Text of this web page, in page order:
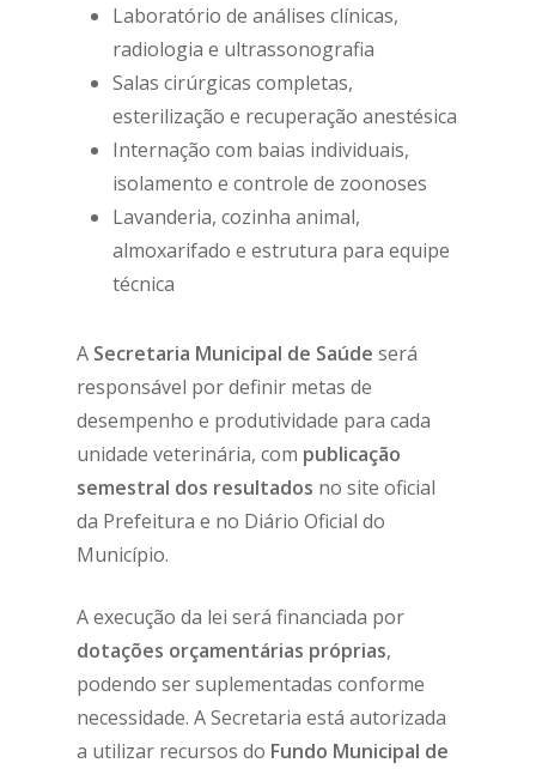
Laboratório de análises clínicas,
radiologia e ultrassonografia
Salas cirúrgicas completas,
esterilização e recuperação anestésica
Internação com baias individuais,
isolamento e controle de zoonoses
Lavanderia, cozinha animal,
almoxarifado e estrutura para equipe
técnica
A Secretaria Municipal de Saúde será
responsável por definir metas de
desempenho e produtividade para cada
unidade veterinária, com publicação
semestral dos resultados no site oficial
da Prefeitura e no Diário Oficial do
Município.
A execução da lei será financiada por
dotações orçamentárias próprias,
podendo ser suplementadas conforme
necessidade. A Secretaria está autorizada
a utilizar recursos do Fundo Municipal de